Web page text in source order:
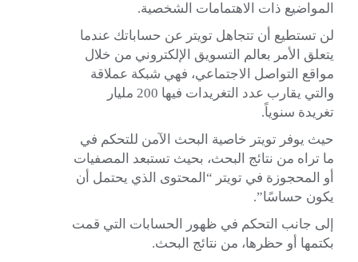
المواضيع ذات الاهتمامات الشخصية.
لن تستطيع أن تتجاهل تويتر عن حساباتك عندما
يتعلق الأمر بعالم التسويق الإلكتروني من خلال
مواقع التواصل الاجتماعي، فهي شبكة عملاقة
والتي يقارب عدد التغريدات فيها 200 مليار
تغريدة سنوياً.
حيث يوفر تويتر خاصية البحث الآمن للتحكم في
ما تراه من نتائج البحث، بحيث تستبعد المصفيات
أو المحجوزة في تويتر “المحتوى الذي يحتمل أن
يكون حساسًا”.
إلى جانب التحكم في ظهور الحسابات التي قمت
بكتمها أو حظرها، من نتائج البحث.